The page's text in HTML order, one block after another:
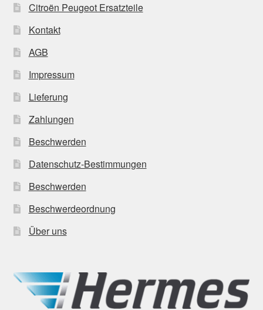
Citroën Peugeot Ersatzteile
Kontakt
AGB
Impressum
Lieferung
Zahlungen
Beschwerden
Datenschutz-Bestimmungen
Beschwerden
Beschwerdeordnung
Über uns